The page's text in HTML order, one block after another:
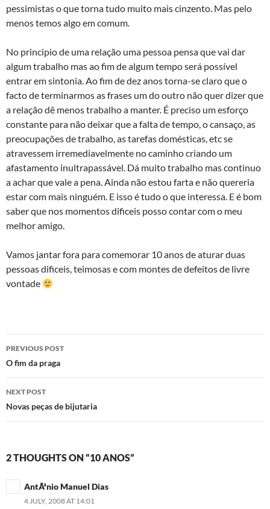
pessimistas o que torna tudo muito mais cinzento. Mas pelo
menos temos algo em comum.
No principio de uma relação uma pessoa pensa que vai dar
algum trabalho mas ao fim de algum tempo será possível
entrar em sintonia. Ao fim de dez anos torna-se claro que o
facto de terminarmos as frases um do outro não quer dizer que
a relação dê menos trabalho a manter. É preciso um esforço
constante para não deixar que a falta de tempo, o cansaço, as
preocupações de trabalho, as tarefas domésticas, etc se
atravessem irremediavelmente no caminho criando um
afastamento inultrapassável. Dá muito trabalho mas continuo
a achar que vale a pena. Ainda não estou farta e não quereria
estar com mais ninguém. E isso é tudo o que interessa. E é bom
saber que nos momentos dificeis posso contar com o meu
melhor amigo.
Vamos jantar fora para comemorar 10 anos de aturar duas
pessoas dificeis, teimosas e com montes de defeitos de livre
vontade
Post
navigation
PREVIOUS POST
O fim da praga
NEXT POST
Novas peças de bijutaria
2 THOUGHTS ON “10 ANOS”
AntÃ³nio Manuel Dias
4 JULY, 2008 AT 14:01